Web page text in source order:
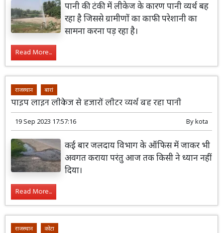
पानी की टंकी में लीकेज के कारण पानी व्यर्थ बह
रहा है जिससे ग्रामीणों का काफी परेशानी का
सामना करना पड़ रहा है।
Read More...
राजस्थान बारां
पाइप लाइन लीकेज से हजारों लीटर व्यर्थ बह रहा पानी
19 Sep 2023 17:57:16 Bykota
कई बार जलदाय विभाग के ऑफिस में जाकर भी
अवगत कराया परंतु आज तक किसी ने ध्यान नहीं
दिया।
Read More...
राजस्थान कोटा